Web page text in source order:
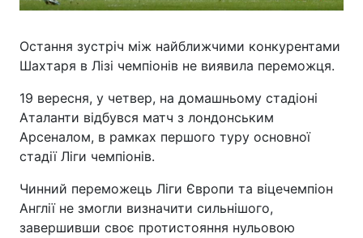
Остання зустріч між найближчими конкурентами
Шахтаря в Лізі чемпіонів не виявила переможця.
19 вересня, у четвер, на домашньому стадіоні
Аталанти відбувся матч з лондонським
Арсеналом, в рамках першого туру основної
стадії Ліги чемпіонів.
Чинний переможець Ліги Європи та віцечемпіон
Англії не змогли визначити сильнішого,
завершивши своє протистояння нульовою